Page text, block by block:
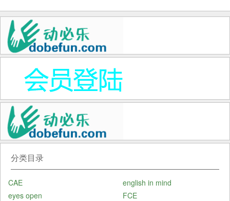
分类目录
CAE
english in mind
eyes open
FCE